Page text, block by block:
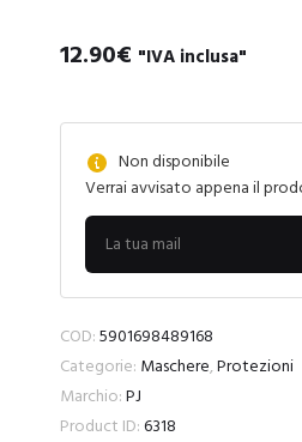
12.90€ "IVA inclusa"
Non disponibile
Verrai avvisato appena il
COD:5901698489168
Categorie: Maschere,Protezioni
Marchio:PJ
Product ID:6318